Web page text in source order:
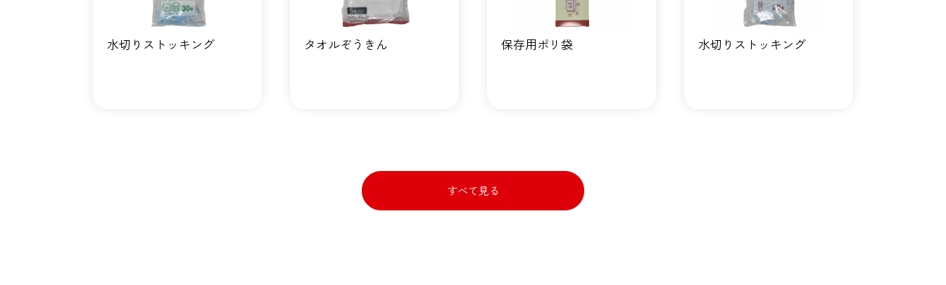
水切りストッキング タオルぞうきん 保存用ポリ袋 水切りストッキング
すべて見る